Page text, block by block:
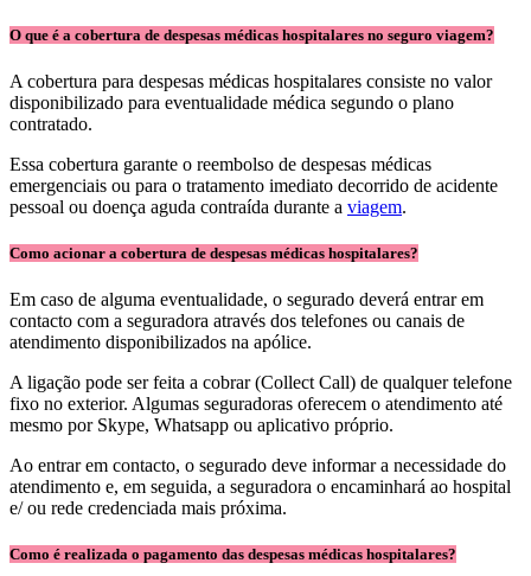
O que é a cobertura de despesas médicas hospitalares no seguro viagem?
A cobertura para despesas médicas hospitalares consiste no valor
disponibilizado para eventualidade médica segundo o plano
contratado.
Essa cobertura garante o reembolso de despesas médicas
emergenciais ou para o tratamento imediato decorrido de acidente
pessoal ou doença aguda contraída durante a viagem.
Como acionar a cobertura de despesas médicas hospitalares?
Em caso de alguma eventualidade, o segurado deverá entrar em
contacto com a seguradora através dos telefones ou canais de
atendimento disponibilizados na apólice.
A ligação pode ser feita a cobrar (Collect Call) de qualquer telefone
fixo no exterior. Algumas seguradoras oferecem o atendimento até
mesmo por Skype, Whatsapp ou aplicativo próprio.
Ao entrar em contacto, o segurado deve informar a necessidade do
atendimento e, em seguida, a seguradora o encaminhará ao hospital
e/ ou rede credenciada mais próxima.
Como é realizada o pagamento das despesas médicas hospitalares?